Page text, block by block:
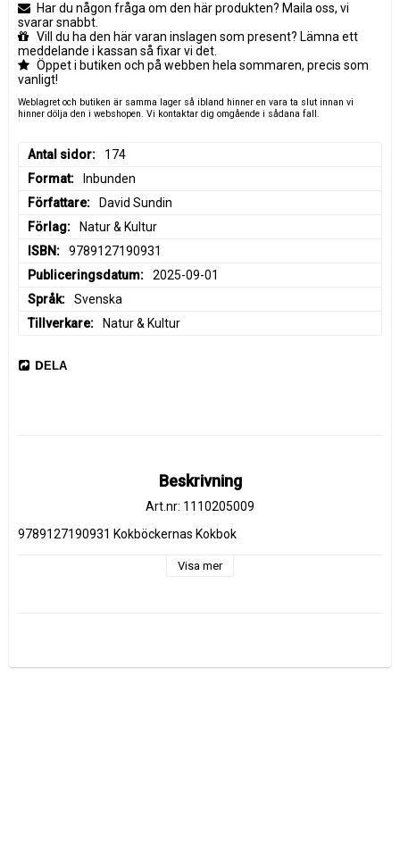
Har du någon fråga om den här produkten? Maila oss, vi
svarar snabbt.
Vill du ha den här varan inslagen som present? Lämna ett
meddelande i kassan så fixar vi det.
Öppet i butiken och på webben hela sommaren, precis som
vanligt!
Weblagret och butiken är samma lager så ibland hinner en vara ta slut innan vi
hinner dölja den i webshopen. Vi kontaktar dig omgående i sådana fall.
Antal sidor
174
Format
Inbunden
Författare
David Sundin
Förlag
Natur & Kultur
ISBN
9789127190931
Publiceringsdatum
2025-09-01
Språk
Svenska
Tillverkare
Natur & Kultur
DELA
Beskrivning
Art.nr: 1110205009
9789127190931 Kokböckernas Kokbok
Visa mer